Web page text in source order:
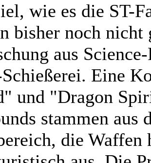
wie es die ST-
bisher noch nicht
aus
Eine
und "Dragon
stammen aus
die Waffen